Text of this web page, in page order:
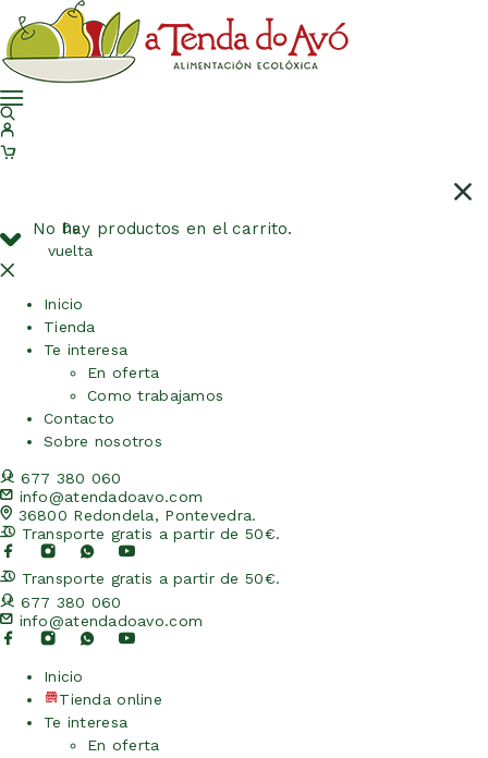
No hay productos en el carrito.
De
vuelta
Inicio
Tienda
Te interesa
En oferta
Como trabajamos
Contacto
Sobre nosotros
677 380 060
info@atendadoavo.com
36800 Redondela, Pontevedra.
Transporte gratis a partir de 50€.
Transporte gratis a partir de 50€.
677 380 060
info@atendadoavo.com
Inicio
Tienda online
Te interesa
En oferta